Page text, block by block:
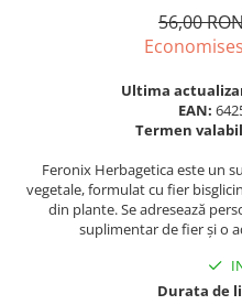
Supliment Magneziu
Supliment Vitamina B
Supliment Vitamina C
Supliment Vitamina D3
56,00
Ultima
EAN:
Termen
Feronix Herbagetica este un
vegetale, formulat cu fier
din plante. Se adresează
suplimentar de fier și o
Durata de